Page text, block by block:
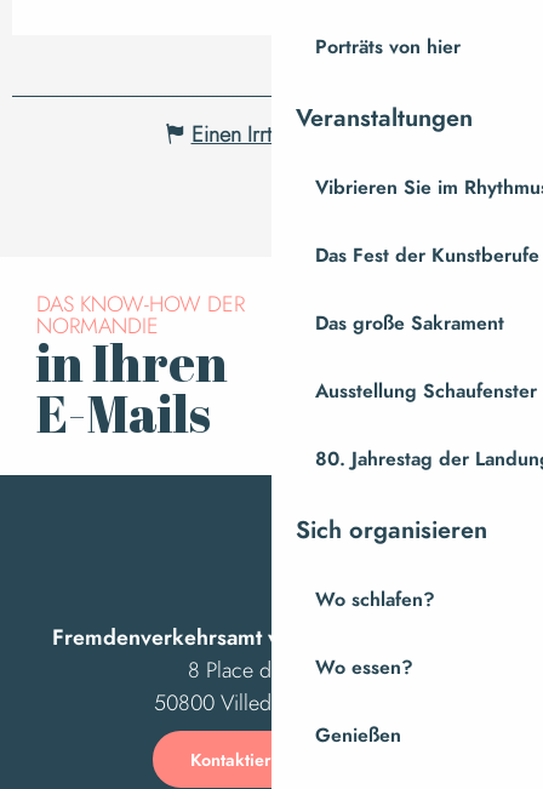
Porträts von hier
Veranstaltungen
Vibrieren Sie im
Das Fest der Kunstberufe
Das große Sakrament
Ausstellung
80. Jahrestag der
Sich organisieren
Wo schlafen?
Wo essen?
Genießen
Einen Irrtum angeben
DAS KNOW-HOW DER
NORMANDIE
in Ihren
E-Mails
Fremdenverkehrsamt von Villedieu Intercom
8 Place des Costils
50800 Villedieu-les-Poêles
Kontaktieren Sie uns